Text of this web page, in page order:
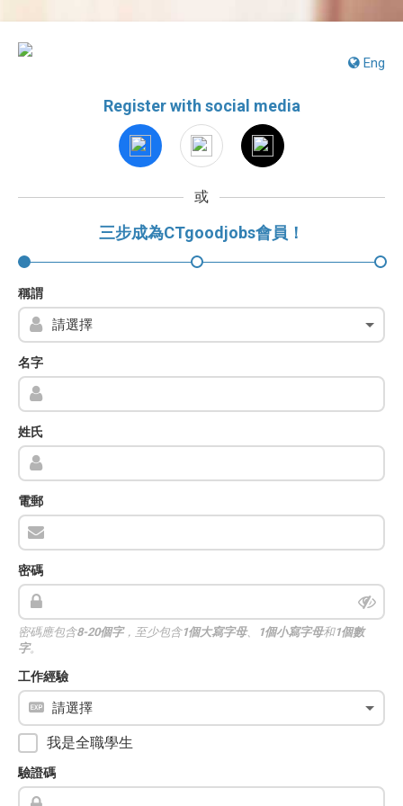
Eng
Register with social media
或
三步成為CTgoodjobs會員！
稱謂
名字
姓氏
電郵
密碼
密碼應包含8-20個字，至少包含1個大寫字母、 1個小寫字母和1個數
字。
工作經驗
我是全職學生
驗證碼